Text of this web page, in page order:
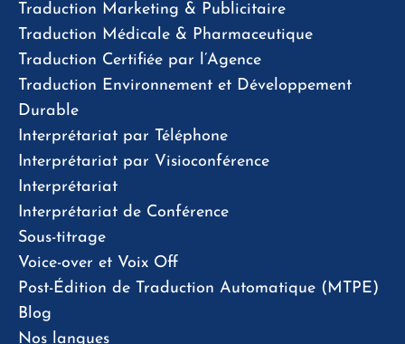
Traduction Marketing & Publicitaire
Traduction Médicale & Pharmaceutique
Traduction Certifiée par l’Agence
Traduction Environnement et Développement
Durable
Interprétariat par Téléphone
Interprétariat par Visioconférence
Interprétariat
Interprétariat de Conférence
Sous-titrage
Voice-over et Voix Off
Post-Édition de Traduction Automatique (MTPE)
Blog
Nos langues